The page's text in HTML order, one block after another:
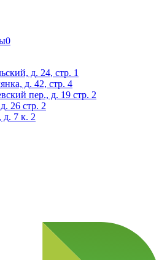
0
д. 24, стр. 1
д. 42, стр. 4
пер., д. 19 стр. 2
26 стр. 2
7 к. 2